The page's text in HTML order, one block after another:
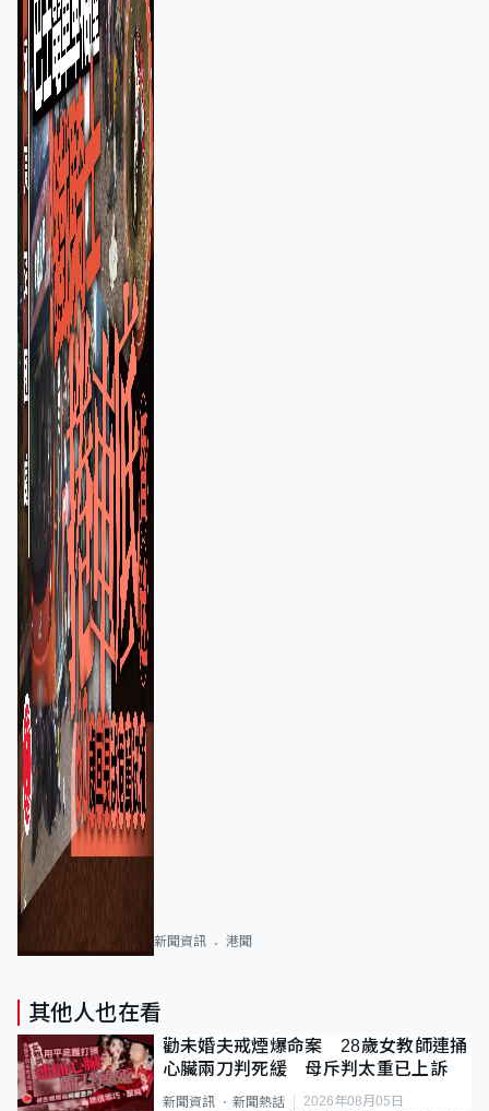
新聞資訊 港聞
其他人也在看
勸未婚夫戒煙爆命案 28歲女教師連捅
心臟兩刀判死緩 母斥判太重已上訴
新聞資訊 新聞熱話 2026年08月05日